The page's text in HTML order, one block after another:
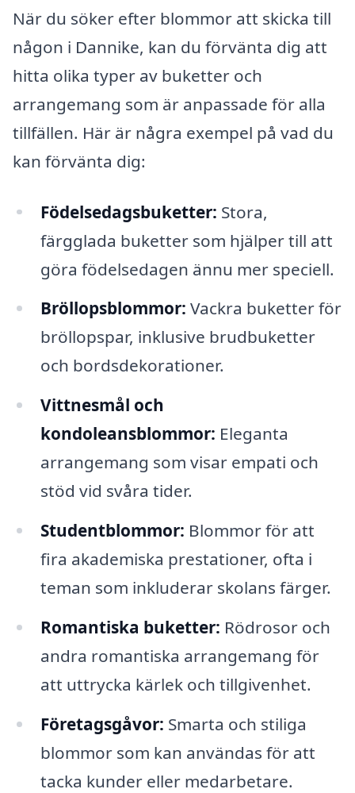
När du söker efter blommor att skicka till
någon i Dannike, kan du förvänta dig att
hitta olika typer av buketter och
arrangemang som är anpassade för alla
tillfällen. Här är några exempel på vad du
kan förvänta dig:
Födelsedagsbuketter: Stora,
färgglada buketter som hjälper till att
göra födelsedagen ännu mer speciell.
Bröllopsblommor: Vackra buketter för
bröllopspar, inklusive brudbuketter
och bordsdekorationer.
Vittnesmål och
kondoleansblommor: Eleganta
arrangemang som visar empati och
stöd vid svåra tider.
Studentblommor: Blommor för att
fira akademiska prestationer, ofta i
teman som inkluderar skolans färger.
Romantiska buketter: Rödrosor och
andra romantiska arrangemang för
att uttrycka kärlek och tillgivenhet.
Företagsgåvor: Smarta och stiliga
blommor som kan användas för att
tacka kunder eller medarbetare.